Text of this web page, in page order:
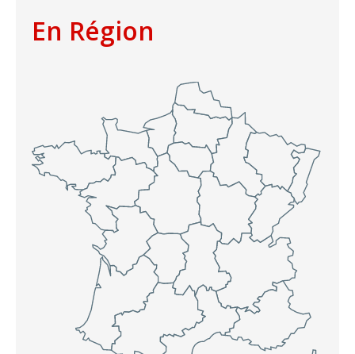
En Région